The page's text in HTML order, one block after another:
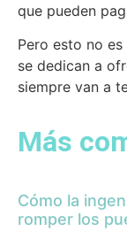
que pueden
Pero esto no
se dedican a
siempre van a
Más
Cómo la
romper los